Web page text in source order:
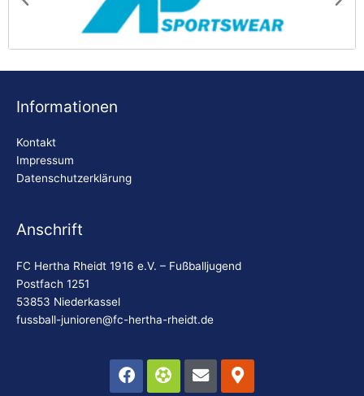
AP Sportswear
Informationen
Kontakt
Impressum
Datenschutzerklärung
Anschrift
FC Hertha Rheidt 1916 e.V. – Fußballjugend
Postfach 1251
53853 Niederkassel
fussball-junioren@fc-hertha-rheidt.de
Facebook
FutbolEnvelope
Map-
marker-